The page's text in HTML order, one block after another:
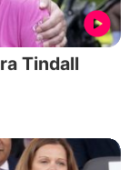
Tindall